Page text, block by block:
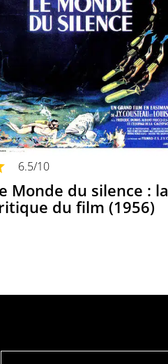
6.5/10
Monde du silence : la
du film (1956)